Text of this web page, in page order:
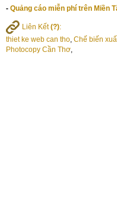
- Quảng cáo miễn phí trên Miền
Liên Kết(?):
thiet ke web can tho, Chế biến
Photocopy Cần Thơ,